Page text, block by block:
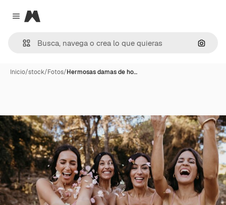
Close menu
Magnific
Inicio/stock/Fotos/Hermosas damas de ho…